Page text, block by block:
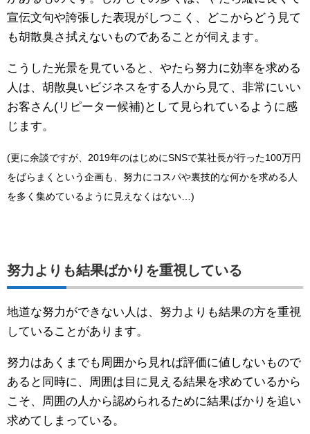
宣伝文句や誇張した表現がしつこく、どこからどう見て
も胡散臭さ拭えないものであることが伺えます。
こうした光景を見ていると、やたら努力に効率を求める
人は、胡散臭いビジネスをする人から見て、非常にいい
お客さん(リピーター候補)として見られているように感
じます。
(更に余談ですが、2019年のはじめにSNSで某社長が行った100万円
をばらまくという企画も、努力にコスパや裏技的な何かを求める人
を多く集めているように見えなくはない…)
努力よりも結果ばかりを重視している
地道な努力ができない人は、努力よりも結果の方を重視
していることがあります。
努力はあくまでも周囲から見れば評価に値しないもので
あると同時に、周囲は目に見える結果を求めているから
こそ、周囲の人から認められるために結果ばかりを追い
求めてしまっている。